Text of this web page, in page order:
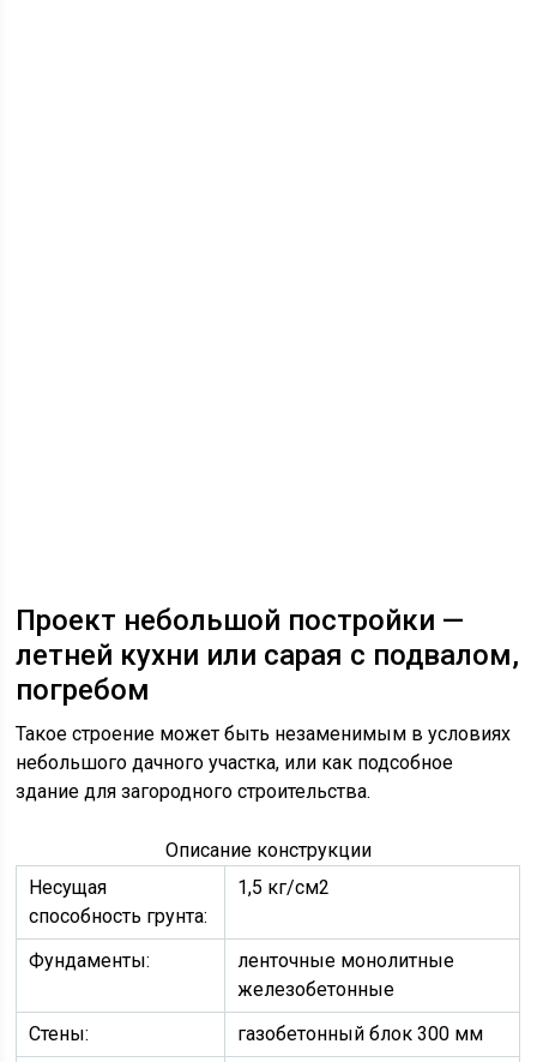
Проект небольшой постройки —
летней кухни или сарая с подвалом,
погребом
Такое строение может быть незаменимым в условиях
небольшого дачного участка, или как подсобное
здание для загородного строительства.
Описание конструкции
Несущая
способность грунта:
1,5 кг/см2
Фундаменты:
ленточные монолитные
железобетонные
Стены:
газобетонный блок 300 мм